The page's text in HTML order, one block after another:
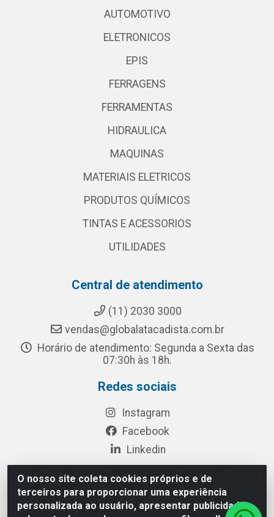
O nosso site coleta cookies próprios e de
terceiros para proporcionar uma experiência
personalizada ao usuário, apresentar publicidade
AUTOMOTIVO
ELETRONICOS
EPIS
FERRAGENS
FERRAMENTAS
HIDRAULICA
MAQUINAS
MATERIAIS ELETRICOS
PRODUTOS QUÍMICOS
TINTAS E ACESSORIOS
UTILIDADES
Central de atendimento
(11) 2030 3000
vendas@globalatacadista.com.br
Horário de atendimento: Segunda a Sexta das
07:30h às 18h.
Redes sociais
Instagram
Facebook
Linkedin
Rua Chipuê, 117 - S. Miguel Paulista São Paulo/SP - CEP
08010-260- CNPJ: 03.010.739/0001-72